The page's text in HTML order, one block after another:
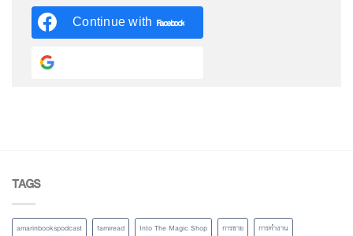
Continue with Facebook
TAGS
amarinbookspodcast famiread Into The Magic Shop การขาย
การทำงาน